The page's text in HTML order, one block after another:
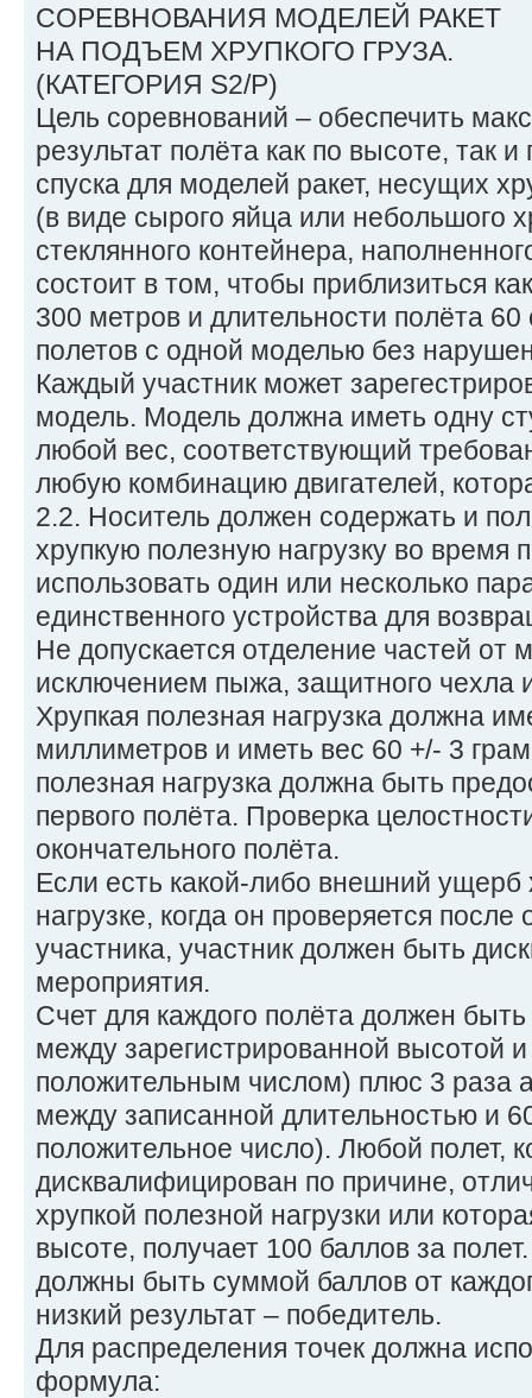
СОРЕВНОВАНИЯ МОДЕЛЕЙ РАКЕТ
НА ПОДЪЕМ ХРУПКОГО ГРУЗА.
(КАТЕГОРИЯ S2/P)
Цель соревнований – обеспечить
результат полёта как по высоте, так
спуска для моделей ракет, несущих
(в виде сырого яйца или небольшого
стеклянного контейнера,
состоит в том, чтобы приблизиться
300 метров и длительности полёта
полетов с одной моделью без
Каждый участник может
модель. Модель должна иметь одну
любой вес, соответствующий
любую комбинацию двигателей,
2.2. Носитель должен содержать и
хрупкую полезную нагрузку во время
использовать один или несколько
единственного устройства для
Не допускается отделение частей от
исключением пыжа, защитного чехла
Хрупкая полезная нагрузка должна
миллиметров и иметь вес 60 +/- 3
полезная нагрузка должна быть
первого полёта. Проверка
окончательного полёта.
Если есть какой-либо внешний ущерб
нагрузке, когда он проверяется после
участника, участник должен быть
мероприятия.
Счет для каждого полёта должен
между зарегистрированной высотой
положительным числом) плюс 3 раза
между записанной длительностью и
положительное число). Любой полет,
дисквалифицирован по причине,
хрупкой полезной нагрузки или
высоте, получает 100 баллов за
должны быть суммой баллов от
низкий результат – победитель.
Для распределения точек должна
формула: